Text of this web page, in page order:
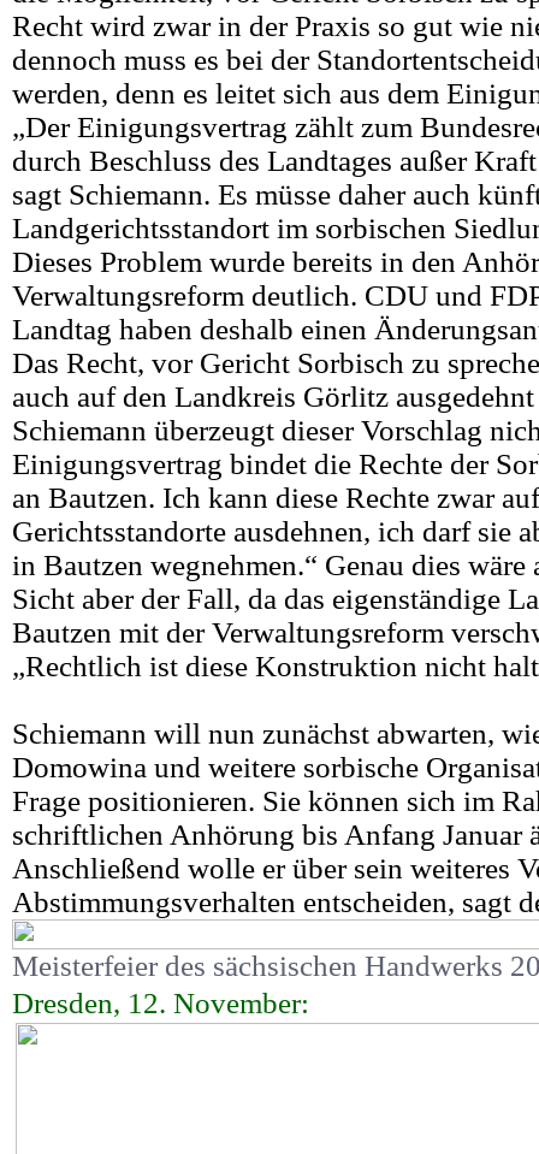
Recht wird zwar in der Praxis so gut wie
dennoch muss es bei der
werden, denn es leitet sich aus dem
„Der Einigungsvertrag zählt zum
durch Beschluss des Landtages außer
sagt Schiemann. Es müsse daher auch
Landgerichtsstandort im sorbischen
Dieses Problem wurde bereits in den
Verwaltungsreform deutlich. CDU und
Landtag haben deshalb einen
Das Recht, vor Gericht Sorbisch zu
auch auf den Landkreis Görlitz
Schiemann überzeugt dieser Vorschlag
Einigungsvertrag bindet die Rechte der
an Bautzen. Ich kann diese Rechte zwar
Gerichtsstandorte ausdehnen, ich darf sie
in Bautzen wegnehmen.“ Genau dies wäre
Sicht aber der Fall, da das eigenständige
Bautzen mit der Verwaltungsreform
„Rechtlich ist diese Konstruktion nicht
Schiemann will nun zunächst abwarten,
Domowina und weitere sorbische
Frage positionieren. Sie können sich im
schriftlichen Anhörung bis Anfang Januar
Anschließend wolle er über sein weiteres
Abstimmungsverhalten entscheiden, sagt
Meisterfeier des sächsischen Handwerks
Dresden, 12. November: